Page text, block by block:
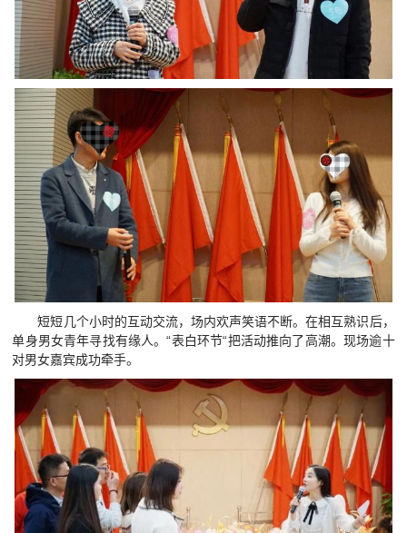
短短几个小时的互动交流，场内欢声笑语不断。在相互熟识后，
单身男女青年寻找有缘人。“表白环节“把活动推向了高潮。现场逾十
对男女嘉宾成功牵手。